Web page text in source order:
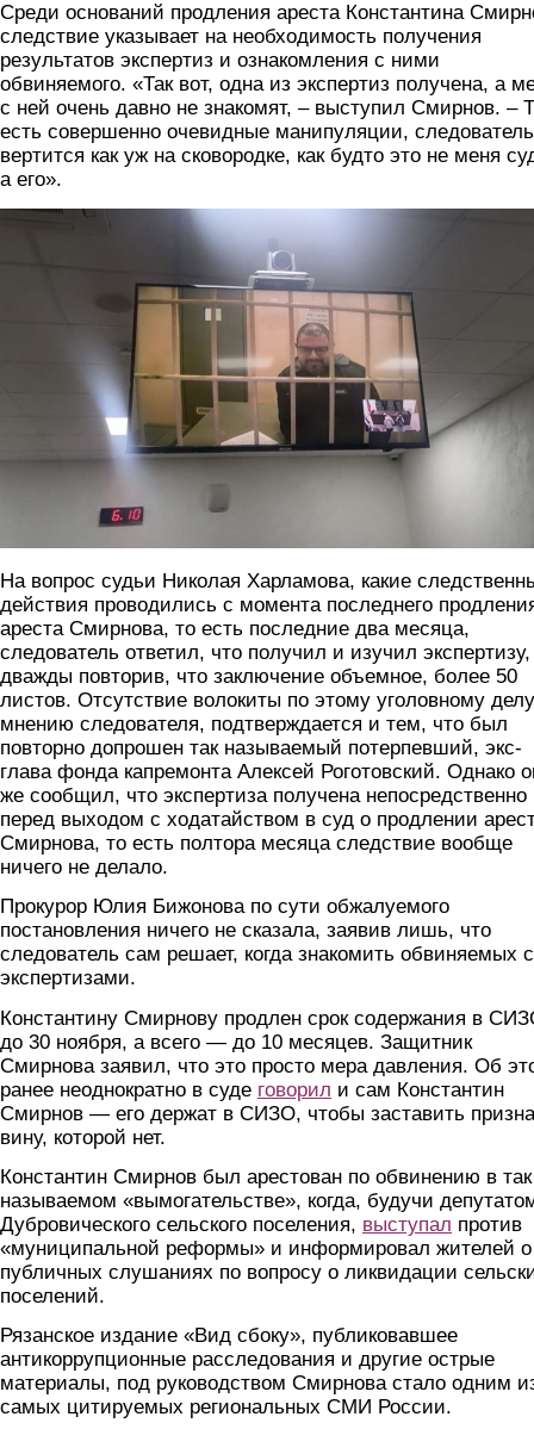
Среди оснований продления ареста Константина
следствие указывает на необходимость получения
результатов экспертиз и ознакомления с ними
обвиняемого. «Так вот, одна из экспертиз получена, а
с ней очень давно не знакомят, – выступил Смирнов. –
есть совершенно очевидные манипуляции, следователь
вертится как уж на сковородке, как будто это не меня
а его».
sud6.jpg
На вопрос судьи Николая Харламова, какие
действия проводились с момента последнего
ареста Смирнова, то есть последние два месяца,
следователь ответил, что получил и изучил экспертизу,
дважды повторив, что заключение объемное, более 50
листов. Отсутствие волокиты по этому уголовному
мнению следователя, подтверждается и тем, что был
повторно допрошен так называемый потерпевший, экс-
глава фонда капремонта Алексей Роготовский. Однако
же сообщил, что экспертиза получена непосредственно
перед выходом с ходатайством в суд о продлении
Смирнова, то есть полтора месяца следствие вообще
ничего не делало.
Прокурор Юлия Бижонова по сути обжалуемого
постановления ничего не сказала, заявив лишь, что
следователь сам решает, когда знакомить обвиняемых с
экспертизами.
Константину Смирнову продлен срок содержания в
до 30 ноября, а всего — до 10 месяцев. Защитник
Смирнова заявил, что это просто мера давления. Об
ранее неоднократно в суде говорил и сам Константин
Смирнов — его держат в СИЗО, чтобы заставить
вину, которой нет.
Константин Смирнов был арестован по обвинению в так
называемом «вымогательстве», когда, будучи
Дубровического сельского поселения, выступал против
«муниципальной реформы» и информировал жителей о
публичных слушаниях по вопросу о ликвидации
поселений.
Рязанское издание «Вид сбоку», публиковавшее
антикоррупционные расследования и другие острые
материалы, под руководством Смирнова стало одним
самых цитируемых региональных СМИ России.